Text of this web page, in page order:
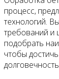
процесс,
технологий.
требований и
подобрать
чтобы